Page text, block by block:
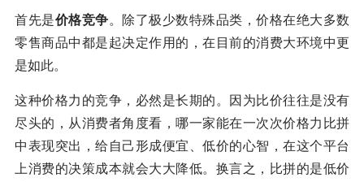
首先是价格竞争。除了极少数特殊品类，价格在绝大多数
零售商品中都是起决定作用的，在目前的消费大环境中更
是如此。
这种价格力的竞争，必然是长期的。因为比价往往是没有
尽头的，从消费者角度看，哪一家能在一次次价格力比拼
中表现突出，给自己形成便宜、低价的心智，在这个平台
上消费的决策成本就会大大降低。换言之，比拼的是低价